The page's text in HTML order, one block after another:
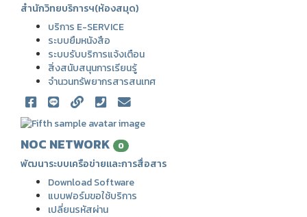
สำนักวิทยบริการฯ(ห้องสมุด)
บริการ E-SERVICE
ระบบยืมหนังสือ
ระบบรับบริการแจ้งเตือน
สิ่งสนับสนุนการเรียนรู้
จำนวนทรัพยากรสารสนเทศ
NOC NETWORK 0
พัฒนาระบบเครือข่ายและการสื่อสาร
Download Software
แบบฟอร์มขอใช้บริการ
เปลี่ยนรหัสผ่าน